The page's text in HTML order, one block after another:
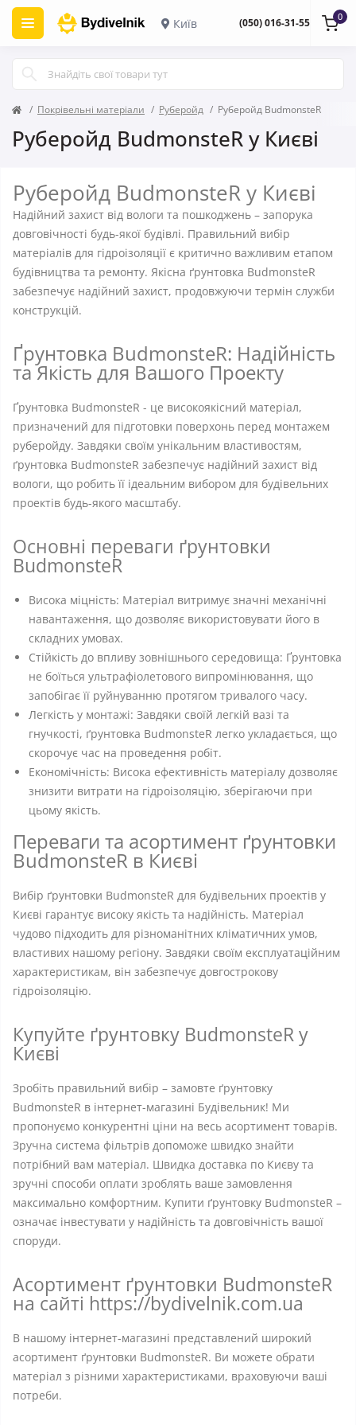
Київ (050) 016-31-55 0
Покрівельні матеріали Руберойд Руберойд BudmonsteR
Руберойд BudmonsteR у Києві
Руберойд BudmonsteR у Києві
Надійний захист від вологи та пошкоджень – запорука
довговічності будь-якої будівлі. Правильний вибір
матеріалів для гідроізоляції є критично важливим етапом
будівництва та ремонту. Якісна ґрунтовка BudmonsteR
забезпечує надійний захист, продовжуючи термін служби
конструкцій.
Ґрунтовка BudmonsteR: Надійність
та Якість для Вашого Проекту
Ґрунтовка BudmonsteR - це високоякісний матеріал,
призначений для підготовки поверхонь перед монтажем
руберойду. Завдяки своїм унікальним властивостям,
ґрунтовка BudmonsteR забезпечує надійний захист від
вологи, що робить її ідеальним вибором для будівельних
проектів будь-якого масштабу.
Основні переваги ґрунтовки
BudmonsteR
Висока міцність: Матеріал витримує значні механічні
навантаження, що дозволяє використовувати його в
складних умовах.
Стійкість до впливу зовнішнього середовища: Ґрунтовка
не боїться ультрафіолетового випромінювання, що
запобігає її руйнуванню протягом тривалого часу.
Легкість у монтажі: Завдяки своїй легкій вазі та
гнучкості, ґрунтовка BudmonsteR легко укладається, що
скорочує час на проведення робіт.
Економічність: Висока ефективність матеріалу дозволяє
знизити витрати на гідроізоляцію, зберігаючи при
цьому якість.
Переваги та асортимент ґрунтовки
BudmonsteR в Києві
Вибір ґрунтовки BudmonsteR для будівельних проектів у
Києві гарантує високу якість та надійність. Матеріал
чудово підходить для різноманітних кліматичних умов,
властивих нашому регіону. Завдяки своїм експлуатаційним
характеристикам, він забезпечує довгострокову
гідроізоляцію.
Купуйте ґрунтовку BudmonsteR у
Києві
Зробіть правильний вибір – замовте ґрунтовку
BudmonsteR в інтернет-магазині Будівельник! Ми
пропонуємо конкурентні ціни на весь асортимент товарів.
Зручна система фільтрів допоможе швидко знайти
потрібний вам матеріал. Швидка доставка по Києву та
зручні способи оплати зроблять ваше замовлення
максимально комфортним. Купити ґрунтовку BudmonsteR –
означає інвестувати у надійність та довговічність вашої
споруди.
Асортимент ґрунтовки BudmonsteR
на сайті https://bydivelnik.com.ua
В нашому інтернет-магазині представлений широкий
асортимент ґрунтовки BudmonsteR. Ви можете обрати
матеріал з різними характеристиками, враховуючи ваші
потреби.